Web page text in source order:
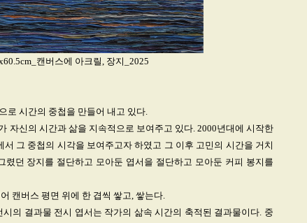
캔버스에 아크릴, 장지_2025
로 시간의 중첩을 만들어 내고 있다.
자신의 시간과 삶을 지속적으로 보여주고 있다. 2000년대에 시작한
그 중첩의 시각을 보여주고자 하였고 그 이후 고민의 시간을 거치
던 장지를 절단하고 모아둔 엽서을 절단하고 모아둔 커피 봉지를
캔버스 평면 위에 한 겹씩 쌓고, 쌓는다.
의 결과물 전시 엽서는 작가의 삶속 시간의 축적된 결과물이다. 중